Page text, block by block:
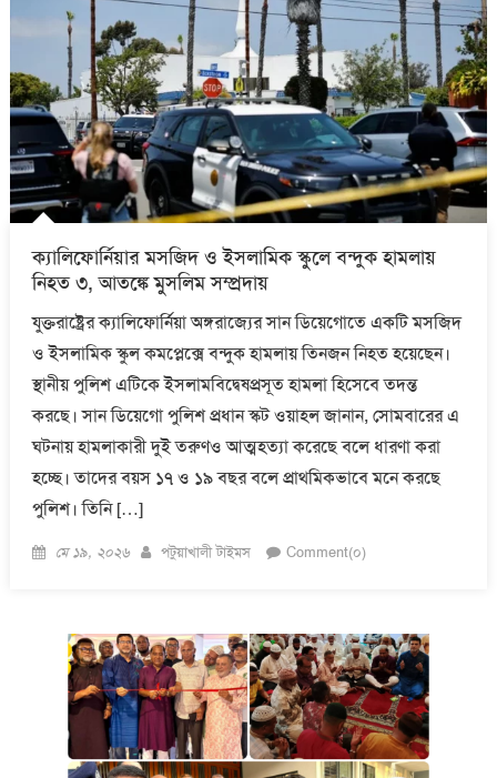
ক্যালিফোর্নিয়ার মসজিদ ও ইসলামিক স্কুলে বন্দুক হামলায়
নিহত ৩, আতঙ্কে মুসলিম সম্প্রদায়
যুক্তরাষ্ট্রের ক্যালিফোর্নিয়া অঙ্গরাজ্যের সান ডিয়েগোতে একটি মসজিদ
ও ইসলামিক স্কুল কমপ্লেক্সে বন্দুক হামলায় তিনজন নিহত হয়েছেন।
স্থানীয় পুলিশ এটিকে ইসলামবিদ্বেষপ্রসূত হামলা হিসেবে তদন্ত
করছে। সান ডিয়েগো পুলিশ প্রধান স্কট ওয়াহল জানান, সোমবারের এ
ঘটনায় হামলাকারী দুই তরুণও আত্মহত্যা করেছে বলে ধারণা করা
হচ্ছে। তাদের বয়স ১৭ ও ১৯ বছর বলে প্রাথমিকভাবে মনে করছে
পুলিশ। তিনি […]
Posted
মে ১৯, ২০২৬ Author
পটুয়াখালী টাইমস Comment(০)